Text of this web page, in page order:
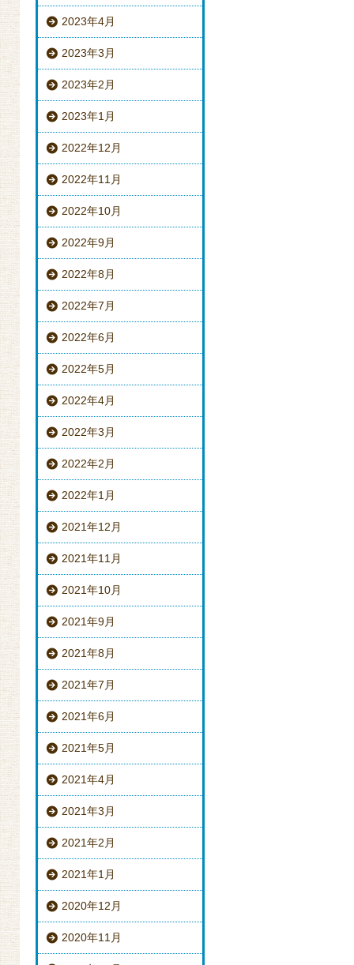
2023年4月
2023年3月
2023年2月
2023年1月
2022年12月
2022年11月
2022年10月
2022年9月
2022年8月
2022年7月
2022年6月
2022年5月
2022年4月
2022年3月
2022年2月
2022年1月
2021年12月
2021年11月
2021年10月
2021年9月
2021年8月
2021年7月
2021年6月
2021年5月
2021年4月
2021年3月
2021年2月
2021年1月
2020年12月
2020年11月